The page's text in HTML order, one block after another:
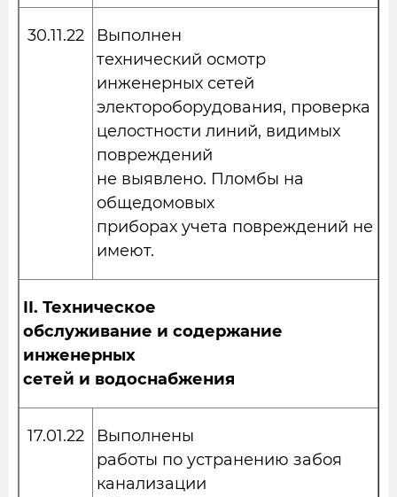
30.11.22
Выполнен
технический осмотр
инженерных сетей
электороборудования, проверка
целостности линий, видимых
повреждений
не выявлено. Пломбы на
общедомовых
приборах учета повреждений не
имеют.
II. Техническое
обслуживание и содержание
инженерных
сетей и водоснабжения
17.01.22
Выполнены
работы по устранению забоя
канализации